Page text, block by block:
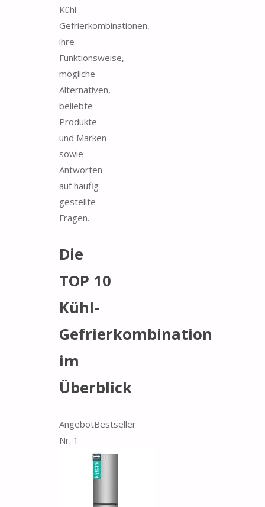
Kühl-
Gefrierkombinationen,
ihre
Funktionsweise,
mögliche
Alternativen,
beliebte
Produkte
und Marken
sowie
Antworten
auf häufig
gestellte
Fragen.
Die
TOP 10
Kühl-
Gefrierkombination
im
Überblick
AngebotBestseller
Nr. 1